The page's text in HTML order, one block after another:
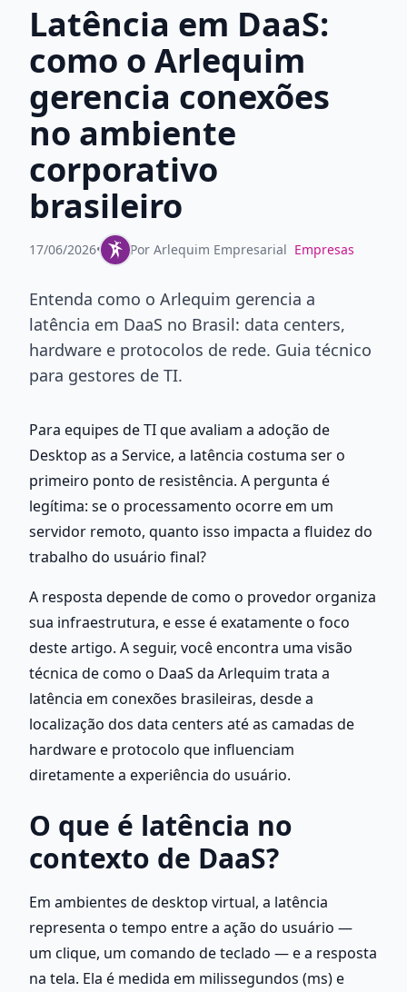
Latência em DaaS:
como o Arlequim
gerencia conexões
no ambiente
corporativo
brasileiro
17/06/2026• Por Arlequim Empresarial Empresas
Entenda como o Arlequim gerencia a
latência em DaaS no Brasil: data centers,
hardware e protocolos de rede. Guia técnico
para gestores de TI.
Para equipes de TI que avaliam a adoção de
Desktop as a Service, a latência costuma ser o
primeiro ponto de resistência. A pergunta é
legítima: se o processamento ocorre em um
servidor remoto, quanto isso impacta a fluidez do
trabalho do usuário final?
A resposta depende de como o provedor organiza
sua infraestrutura, e esse é exatamente o foco
deste artigo. A seguir, você encontra uma visão
técnica de como o DaaS da Arlequim trata a
latência em conexões brasileiras, desde a
localização dos data centers até as camadas de
hardware e protocolo que influenciam
diretamente a experiência do usuário.
O que é latência no
contexto de DaaS?
Em ambientes de desktop virtual, a latência
representa o tempo entre a ação do usuário —
um clique, um comando de teclado — e a resposta
na tela. Ela é medida em milissegundos (ms) e